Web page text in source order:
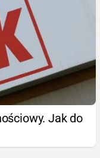
Jak do